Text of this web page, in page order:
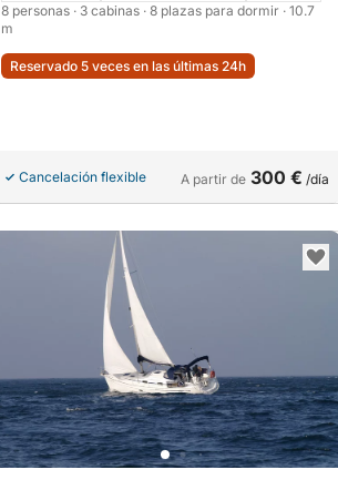
8 personas · 3 cabinas · 8 plazas para dormir · 10.7
m
Reservado 5 veces en las últimas 24h
Cancelación flexible A partir de 300 € /día